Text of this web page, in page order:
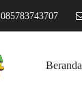
085783743707
Beranda